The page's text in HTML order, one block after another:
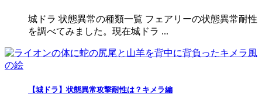
城ドラ 状態異常の種類一覧 フェアリーの状態異常耐性
を調べてみました。現在城ドラ ...
【城ドラ】状態異常攻撃耐性は？キメラ編